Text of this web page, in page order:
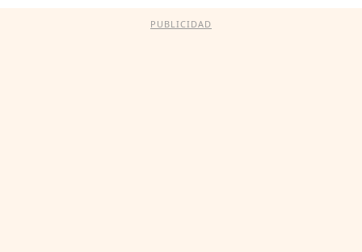
PUBLICIDAD